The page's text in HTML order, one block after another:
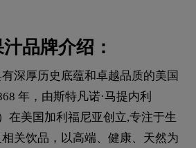
品牌介绍：
深厚历史底蕴和卓越品质的美国
年，由斯特凡诺·马提内利
在美国加利福尼亚创立,专注于生
关饮品，以高端、健康、天然为